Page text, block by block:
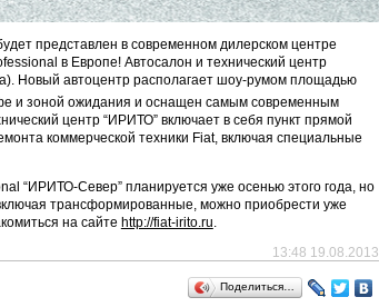
представлен в современном дилерском центре
в Европе! Автосалон и технический центр
Новый автоцентр располагает шоу-румом площадью
и зоной ожидания и оснащен самым современным
центр “ИРИТО” включает в себя пункт прямой
коммерческой техники Fiat, включая специальные
“ИРИТО-Север” планируется уже осенью этого года, но
трансформированные, можно приобрести уже
на сайте http://fiat-irito.ru.
13:48 19.08.2013
Поделиться…